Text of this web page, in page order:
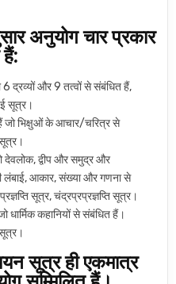
अनुयोग चार प्रकार
द्रव्यों और 9 तत्वों से संबंधित हैं,
सूत्र।
जो भिक्षुओं के आचार/चरित्र से
द्वीप और समुद्र और
लंबाई, आकार, संख्या और गणना से
सूत्र, चंद्रप्रप्रज्ञप्ति सूत्र।
धार्मिक कहानियों से संबंधित हैं।
सूत्र।
सूत्र ही एकमात्र